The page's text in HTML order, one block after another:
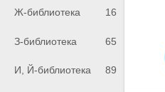
Ж-библиотека 16
З-библиотека 65
И, Й-библиотека 89